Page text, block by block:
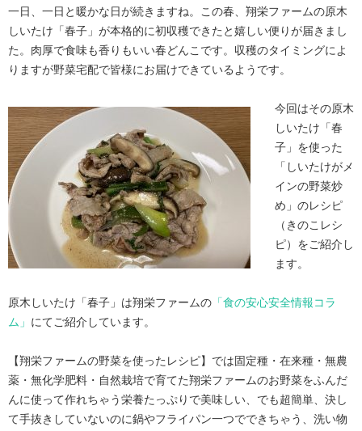
一日、一日と暖かな日が続きますね。この春、翔栄ファームの原木
しいたけ「春子」が本格的に初収穫できたと嬉しい便りが届きまし
た。肉厚で食味も香りもいい春どんこです。収穫のタイミングによ
りますが野菜宅配で皆様にお届けできているようです。
今回はその原木
しいたけ「春
子」を使った
「しいたけがメ
インの野菜炒
め」のレシピ
（きのこレシ
ピ）をご紹介し
ます。
原木しいたけ「春子」は翔栄ファームの 「食の安心安全情報コラ
ム」 にてご紹介しています。
【翔栄ファームの野菜を使ったレシピ】では固定種・在来種・無農
薬・無化学肥料・自然栽培で育てた翔栄ファームのお野菜をふんだ
んに使って作れちゃう栄養たっぷりで美味しい、でも超簡単、決し
て手抜きしていないのに鍋やフライパン一つでできちゃう、洗い物